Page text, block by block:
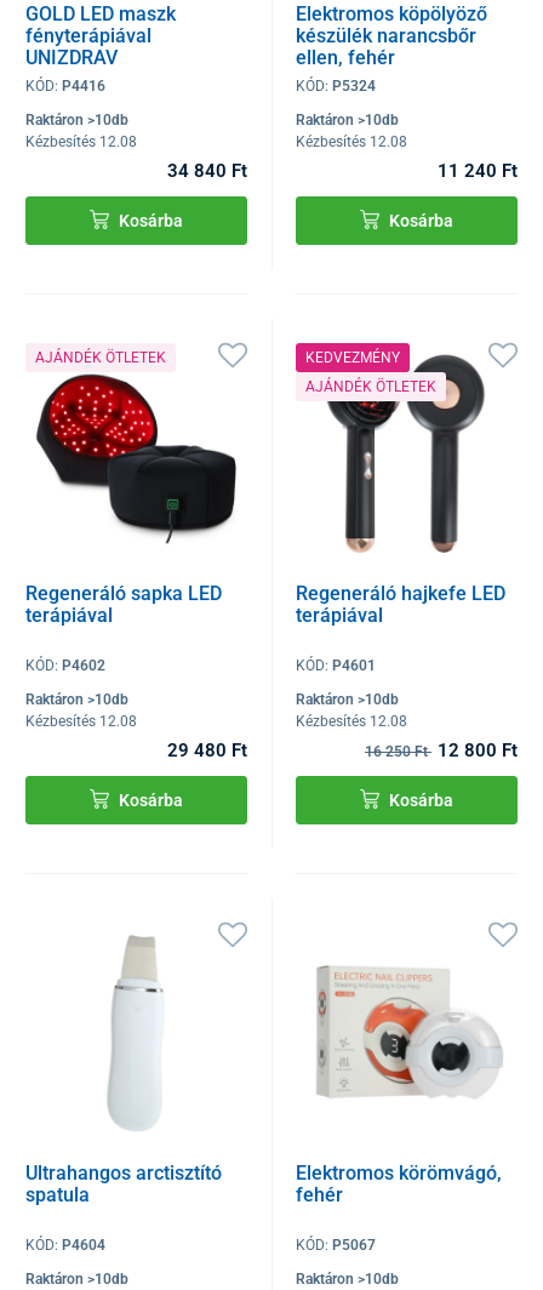
GOLD LED maszk
fényterápiával
UNIZDRAV
KÓD: P4416
Raktáron >10db
Kézbesítés 12.08
34 840 Ft
Kosárba
Elektromos köpölyöző
készülék narancsbőr
ellen, fehér
KÓD: P5324
Raktáron >10db
Kézbesítés 12.08
11 240 Ft
Kosárba
AJÁNDÉK ÖTLETEK
Regeneráló sapka LED
terápiával
KÓD: P4602
Raktáron >10db
Kézbesítés 12.08
29 480 Ft
Kosárba
KEDVEZMÉNY
AJÁNDÉK ÖTLETEK
Regeneráló hajkefe LED
terápiával
KÓD: P4601
Raktáron >10db
Kézbesítés 12.08
16 250 Ft 12 800 Ft
Kosárba
Ultrahangos arctisztító
spatula
KÓD: P4604
Raktáron >10db
Elektromos körömvágó,
fehér
KÓD: P5067
Raktáron >10db